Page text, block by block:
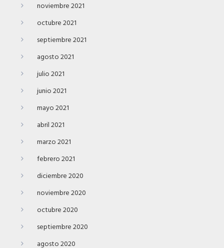
noviembre 2021
octubre 2021
septiembre 2021
agosto 2021
julio 2021
junio 2021
mayo 2021
abril 2021
marzo 2021
febrero 2021
diciembre 2020
noviembre 2020
octubre 2020
septiembre 2020
agosto 2020